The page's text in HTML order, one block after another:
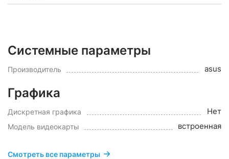
Системные параметры
Производитель asus
Графика
Дискретная графика Нет
Модель видеокарты встроенная
Смотреть все параметры